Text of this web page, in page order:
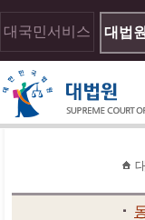
대국민서비스 대법원